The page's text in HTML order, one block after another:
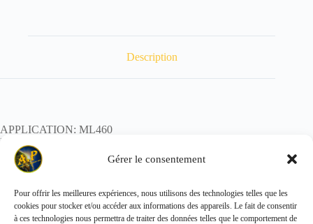
Gérer le consentement
Pour offrir les meilleures expériences, nous utilisons des technologies telles que les
cookies pour stocker et/ou accéder aux informations des appareils. Le fait de consentir
à ces technologies nous permettra de traiter des données telles que le comportement de
Description
APPLICATION: ML460
REF:
POIDS:
Copyright © 2026 - ALL PARTS FRANCE SAS